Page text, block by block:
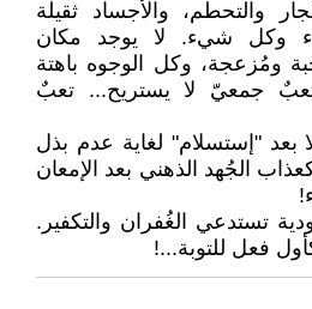
والتحطم، والأجساد ثقيلة
وكل شيء. لا يوجد مكان
ومُزعجة، وكل الوجوه باهتة
جمعيّ لا يستريح... تعبٌ
"إستسلام" لغاية عدم بذل
الجُهد الذهني بعد الإمعان
تستدعي الغُفران والتكفير.
فعل للتوبة...!